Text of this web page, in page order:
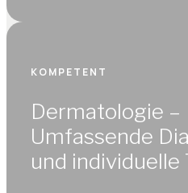
KOMPETENT
Dermatologie –
Umfassende
und individuelle